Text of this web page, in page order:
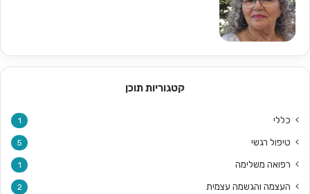
קטגוריות תוכן
כללי 1
טיפול רגשי 5
רפואה משלימה 1
העצמה והגשמה עצמית 2